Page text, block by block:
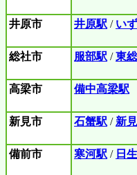
井原市 井原駅 / い
総社市 服部駅 /東
高梁市 備中高梁駅
新見市 石蟹駅 / 新
備前市 寒河駅 / 日